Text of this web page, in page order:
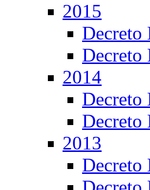
2015
Decreto
Decreto
2014
Decreto
Decreto
2013
Decreto